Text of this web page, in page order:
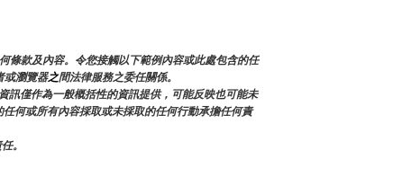
條款及內容。令您接觸以下範例內容或此處包含的任
或瀏覽器之間法律服務之委任關係。
訊僅作為一般概括性的資訊提供，可能反映也可能未
何或所有內容採取或未採取的任何行動承擔任何責
。